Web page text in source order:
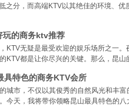
之分，而高端KTV以其绝佳的环境、
玩的商务ktv推荐
KTV无疑是最受欢迎的娱乐场所之一
KTV都是让你尽兴的关键。那么，昆
特色的商务KTV会所
城市，不仅以其俊秀的自然风光和丰
今天，我将带你领略昆山最具特色的